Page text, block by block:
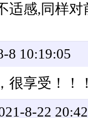
适感,同样
8 10:19:05
很享受！！
8-22